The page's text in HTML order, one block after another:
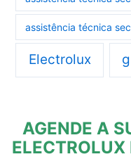
assistência técnica
Electrolux
AGENDE A
ELECTROLUX